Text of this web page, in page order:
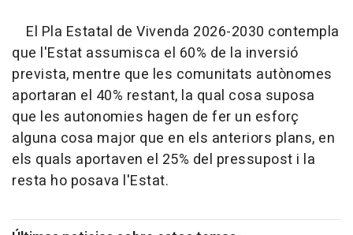
El Pla Estatal de Vivenda 2026-2030 contempla
que l'Estat assumisca el 60% de la inversió
prevista, mentre que les comunitats autònomes
aportaran el 40% restant, la qual cosa suposa
que les autonomies hagen de fer un esforç
alguna cosa major que en els anteriors plans, en
els quals aportaven el 25% del pressupost i la
resta ho posava l'Estat.